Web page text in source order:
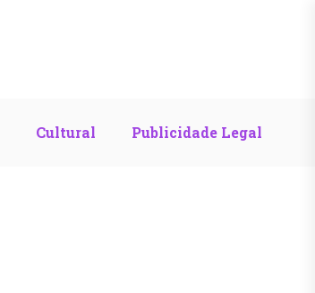
Cultural Publicidade Legal